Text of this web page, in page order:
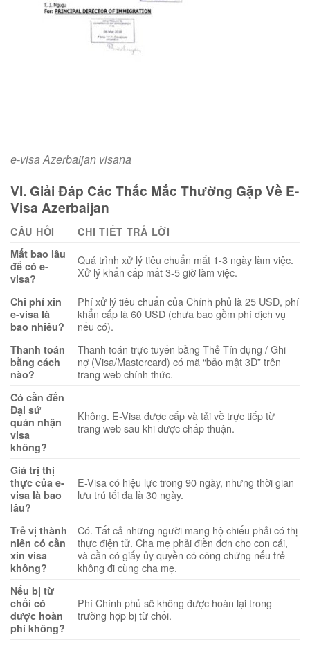
e-visa Azerbaijan visana
VI. Giải Đáp Các Thắc Mắc Thường Gặp Về E-
Visa Azerbaijan
CÂU HỎI
CHI TIẾT TRẢ LỜI
Mất bao lâu
để có e-
visa?
Quá trình xử lý tiêu chuẩn mất 1-3 ngày làm việc.
Xử lý khẩn cấp mất 3-5 giờ làm việc.
Chi phí xin
e-visa là
bao nhiêu?
Phí xử lý tiêu chuẩn của Chính phủ là 25 USD, phí
khẩn cấp là 60 USD (chưa bao gồm phí dịch vụ
nếu có).
Thanh toán
bằng cách
nào?
Thanh toán trực tuyến bằng Thẻ Tín dụng / Ghi
nợ (Visa/Mastercard) có mã “bảo mật 3D” trên
trang web chính thức.
Có cần đến
Đại sứ
quán nhận
visa
không?
Không. E-Visa được cấp và tải về trực tiếp từ
trang web sau khi được chấp thuận.
Giá trị thị
thực của e-
visa là bao
lâu?
E-Visa có hiệu lực trong 90 ngày, nhưng thời gian
lưu trú tối đa là 30 ngày.
Trẻ vị thành
niên có cần
xin visa
không?
Có. Tất cả những người mang hộ chiếu phải có thị
thực điện tử. Cha mẹ phải điền đơn cho con cái,
và cần có giấy ủy quyền có công chứng nếu trẻ
không đi cùng cha mẹ.
Nếu bị từ
chối có
được hoàn
phí không?
Phí Chính phủ sẽ không được hoàn lại trong
trường hợp bị từ chối.